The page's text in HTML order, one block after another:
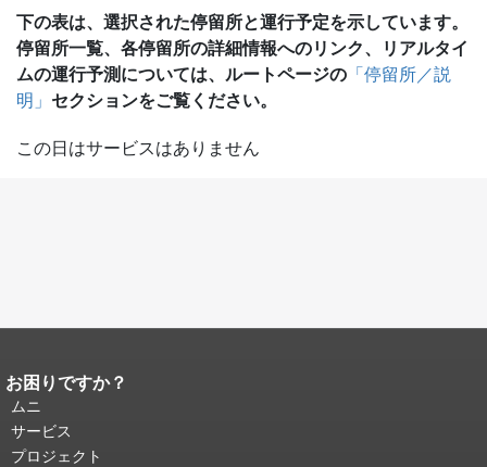
下の表は、選択された停留所と運行予定を示しています。
停留所一覧、各停留所の詳細情報へのリンク、リアルタイ
ムの運行予測については、ルートページの 「停留所／説
明」 セクションをご覧ください。
この日はサービスはありません
ページコンテンツの終わり。
ジの残りの部分はすべてのページで繰
り返されます。
頭に戻る。
お困りですか？
ムニ
サービス
プロジェクト